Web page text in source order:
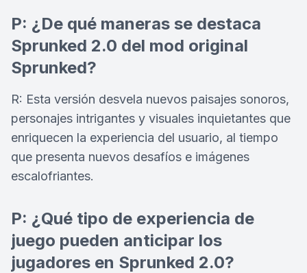
P: ¿De qué maneras se destaca
Sprunked 2.0 del mod original
Sprunked?
R: Esta versión desvela nuevos paisajes sonoros,
personajes intrigantes y visuales inquietantes que
enriquecen la experiencia del usuario, al tiempo
que presenta nuevos desafíos e imágenes
escalofriantes.
P: ¿Qué tipo de experiencia de
juego pueden anticipar los
jugadores en Sprunked 2.0?